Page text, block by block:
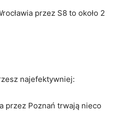
przez S8 to około 2
najefektywniej:
przez Poznań trwają nieco